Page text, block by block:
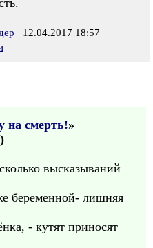
12.04.2017 18:57
на смерть!»
)
высказываний
беременной- лишняя
- кутят приносят